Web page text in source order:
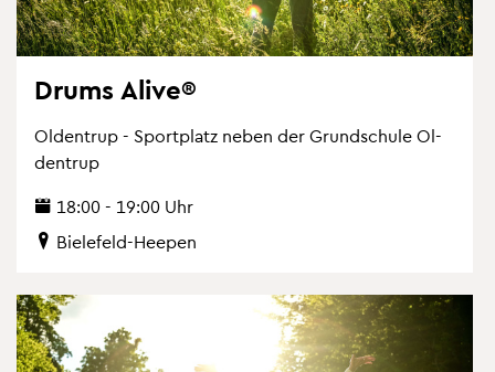
Drums Alive®
Ol­den­trup - Sport­platz neben der Grund­schu­le Ol­
den­trup
18:00 - 19:00 Uhr
Bie­le­feld-Hee­pen